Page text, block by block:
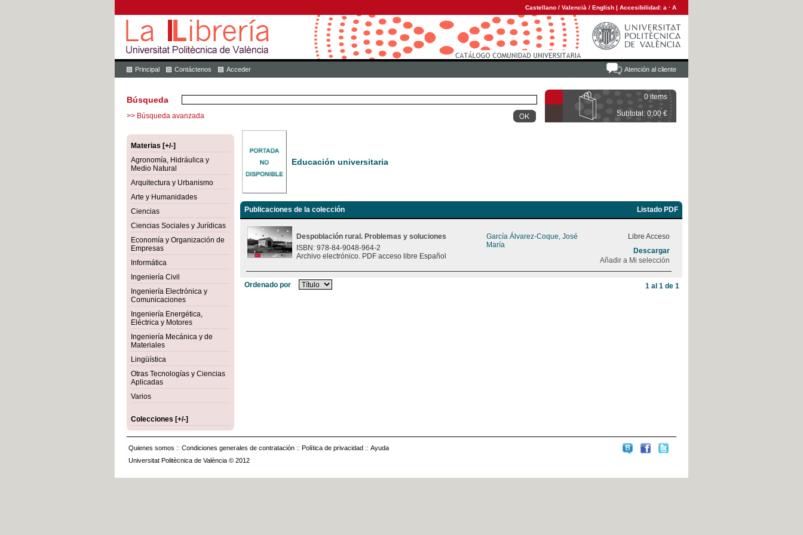
Castellano / Valencià / English | Accesibilidad: a · A
Atención al cliente
Principal Contáctenos Acceder
0 items
Subtotal: 0,00 €
Búsqueda
>> Búsqueda avanzada
Materias [+/-]
Agronomía, Hidráulica y
Medio Natural
Arquitectura y Urbanismo
Arte y Humanidades
Ciencias
Ciencias Sociales y Jurídicas
Economía y Organización de
Empresas
Informática
Ingeniería Civil
Ingeniería Electrónica y
Comunicaciones
Ingeniería Energética,
Eléctrica y Motores
Ingeniería Mecánica y de
Materiales
Lingüística
Otras Tecnologías y Ciencias
Aplicadas
Varios
Colecciones [+/-]
Educación universitaria
Publicaciones de la colección Listado PDF
Despoblación rural. Problemas y soluciones
ISBN: 978-84-9048-964-2
Archivo electrónico. PDF acceso libre Español
García Álvarez-Coque, José
María
Libre Acceso
Descargar
Añadir a Mi selección
Ordenado por 1 al 1 de 1
Quienes somos :: Condiciones generales de contratación :: Política de privacidad :: Ayuda
Universitat Politècnica de València © 2012